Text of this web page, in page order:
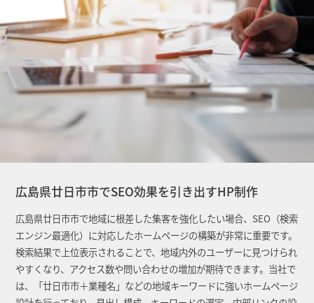
広島県廿日市市でSEO効果を引き出すHP制作
広島県廿日市市で地域に根差した集客を強化したい場合、SEO（検索
エンジン最適化）に対応したホームページの構築が非常に重要です。
検索結果で上位表示されることで、地域内外のユーザーに見つけられ
やすくなり、アクセス数や問い合わせの増加が期待できます。当社で
は、「廿日市市＋業種名」などの地域キーワードに強いホームページ